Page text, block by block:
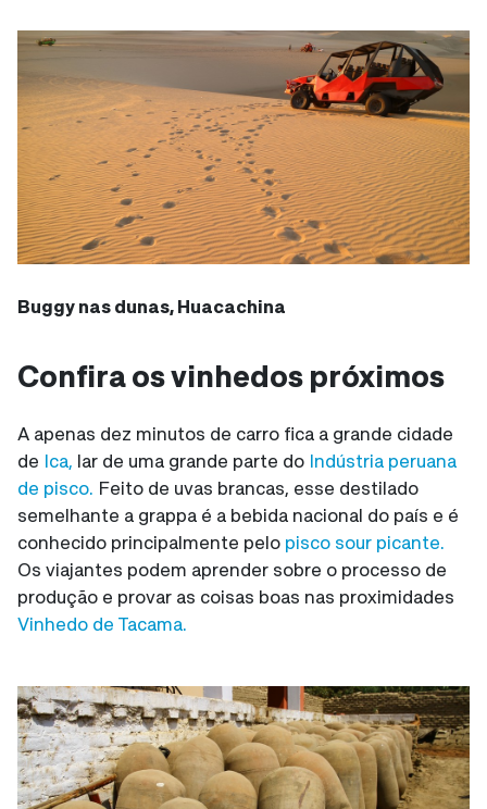
Buggy nas dunas, Huacachina
Confira os vinhedos próximos
A apenas dez minutos de carro fica a grande cidade
de Ica, lar de uma grande parte do Indústria peruana
de pisco. Feito de uvas brancas, esse destilado
semelhante a grappa é a bebida nacional do país e é
conhecido principalmente pelo pisco sour picante.
Os viajantes podem aprender sobre o processo de
produção e provar as coisas boas nas proximidades
Vinhedo de Tacama.